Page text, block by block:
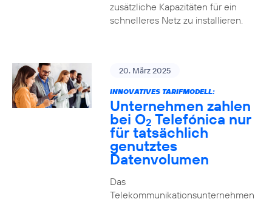
zusätzliche Kapazitäten für ein
schnelleres Netz zu installieren.
20. März 2025
INNOVATIVES TARIFMODELL:
Unternehmen zahlen
bei O2 Telefónica nur
für tatsächlich
genutztes
Datenvolumen
Das
Telekommunikationsunternehmen